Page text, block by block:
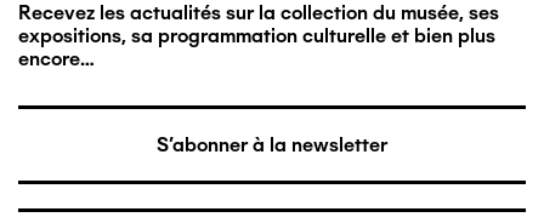
Recevez les actualités sur la collection du musée, ses
expositions, sa programmation culturelle et bien plus
encore…
S'abonner à la newsletter